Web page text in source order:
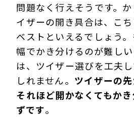
問題なく行えそうです。
イザーの開き具合は、こ
ベストといえるでしょう
幅でかき分けるのが難し
は、ツイザー選びを工夫
しれません。 ツイザーの先
それほど開かなくてもか
ずです。